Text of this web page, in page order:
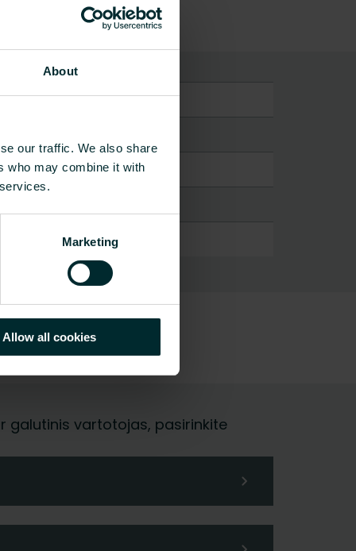
About
our traffic. We also share
who may combine it with
Marketing
Allow all cookies
(įkraunama)
galutinis vartotojas, pasirinkite